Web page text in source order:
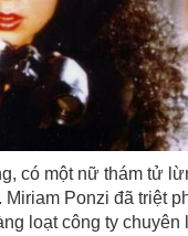
có một nữ thám tử
Miriam Ponzi đã triệt
loạt công ty